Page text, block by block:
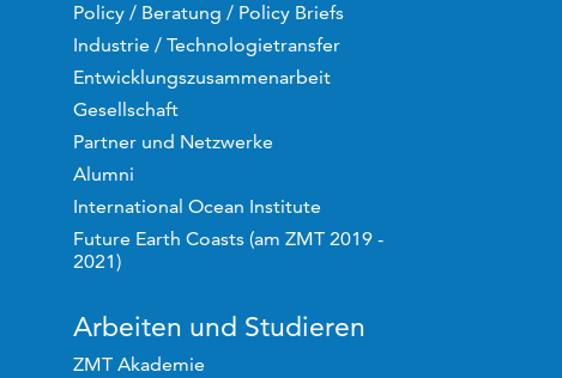
Policy / Beratung / Policy Briefs
Industrie / Technologietransfer
Entwicklungszusammenarbeit
Gesellschaft
Partner und Netzwerke
Alumni
International Ocean Institute
Future Earth Coasts (am ZMT 2019 -
2021)
Arbeiten und Studieren
ZMT Akademie